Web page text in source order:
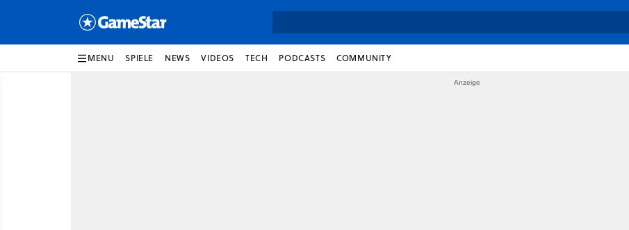
MENU SPIELE NEWS VIDEOS TECH PODCASTS COMMUNITY